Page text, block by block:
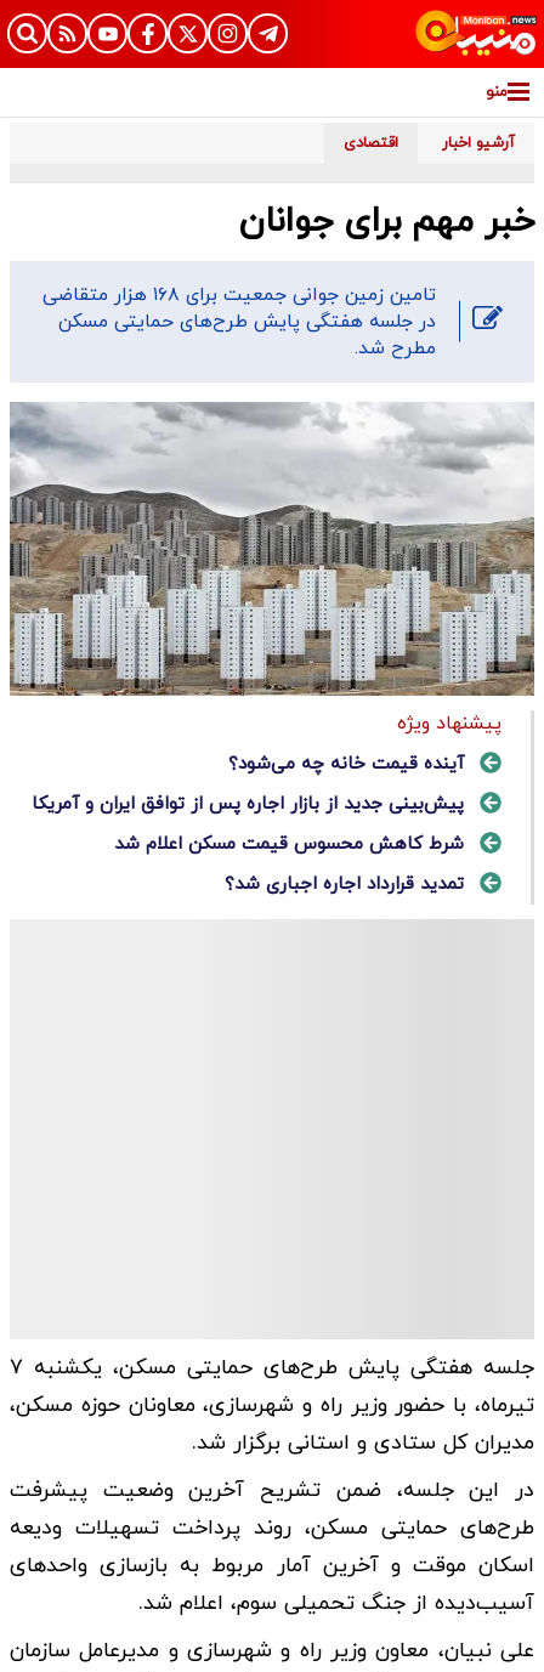
منو
آرشیو اخبار اقتصادی
خبر مهم برای جوانان
تامین زمین جوانی جمعیت برای ۱۶۸ هزار متقاضی
در جلسه هفتگی پایش طرح‌های حمایتی مسکن
مطرح شد.
پیشنهاد ویژه
آینده قیمت خانه چه می‌شود؟
پیش‌بینی جدید از بازار اجاره پس از توافق ایران و آمریکا
شرط کاهش محسوس قیمت مسکن اعلام شد
تمدید قرارداد اجاره اجباری شد؟
جلسه هفتگی پایش طرح‌های حمایتی مسکن، یکشنبه ۷
تیرماه، با حضور وزیر راه و شهرسازی، معاونان حوزه مسکن،
مدیران کل ستادی و استانی برگزار شد.
در این جلسه، ضمن تشریح آخرین وضعیت پیشرفت
طرح‌های حمایتی مسکن، روند پرداخت تسهیلات ودیعه
اسکان موقت و آخرین آمار مربوط به بازسازی واحد‌های
آسیب‌دیده از جنگ تحمیلی سوم، اعلام شد.
علی نبیان، معاون وزیر راه و شهرسازی و مدیرعامل سازمان